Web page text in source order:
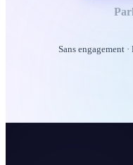
Sans engagement